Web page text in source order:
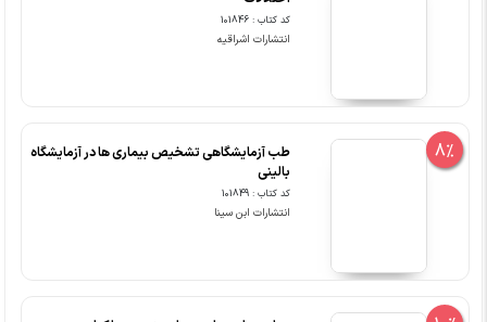
کد کتاب : 101846
انتشارات اشراقیه
8%
طب آزمایشگاهی تشخیص بیماری ها در آزمایشگاه
بالینی
کد کتاب : 101849
انتشارات ابن سینا